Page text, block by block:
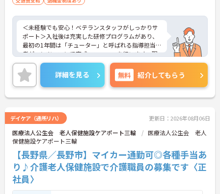
＜未経験でも安心！ベテランスタッフがしっかりサ
ポート＞入社後は充実した研修プログラムがあり、
最初の1年間は「チューター」と呼ばれる指導担当
者がマンツーマンで育成・フォローを行います。現
場ではベテランのサービス提供責任者があなたをバ
ックアップするので、困ったことがあればすぐに相
談できます。焦らずじっくりとスキルを身につけて
いける温かい環境です。
＜助け合いが自然に生まれる、明るい職場です＞ス
とても明るく関係性の良い事業所です。ワークライ
フバランスを重視しているためお休みが取りやす
く、仕事だけでなくプライベートも大切にできる環
境です。また充実した福利厚生なども魅力♪安定し
た待遇の中で、モチベーション高くお仕事に取り組
めます。
詳細を見る 無料 紹介してもらう
デイケア（通所リハ） 更新日：2026年08月06日
医療法人公生会 老人保健施設ケアポート三輪
医療法人公生会 老人
保健施設ケアポート三輪
【長野県／長野市】マイカー通勤可◎各種手当あ
り♪介護老人保健施設で介護職員の募集です〈正
社員〉